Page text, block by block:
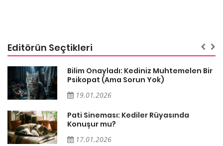
Editörün Seçtikleri
Bilim Onayladı: Kediniz Muhtemelen Bir
Psikopat (Ama Sorun Yok)
19.01.2026
Pati Sineması: Kediler Rüyasında
Konuşur mu?
17.01.2026